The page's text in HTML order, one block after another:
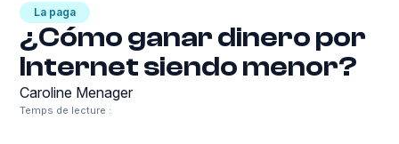
La paga
¿Cómo ganar dinero por
Internet siendo menor?
Caroline Menager
Temps de lecture :